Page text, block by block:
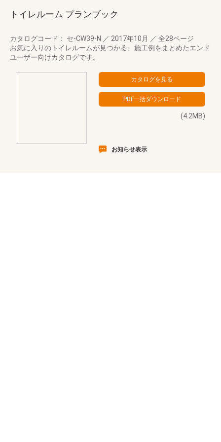
トイレルーム プランブック
カタログコード： セ-CW39-N ／ 2017年10月 ／ 全28ページ
お気に入りのトイレルームが見つかる、施工例をまとめたエンド
ユーザー向けカタログです。
(4.2MB)
お知らせ表示